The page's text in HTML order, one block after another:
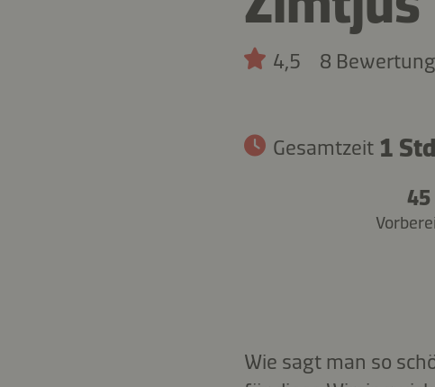
4,5 8
Gesamtzeit 1
45
Wie sagt man so